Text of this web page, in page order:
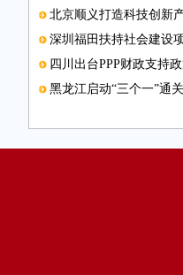
北京顺义打造科技创新
深圳福田扶持社会建设
四川出台PPP财政支持
黑龙江启动“三个一”通